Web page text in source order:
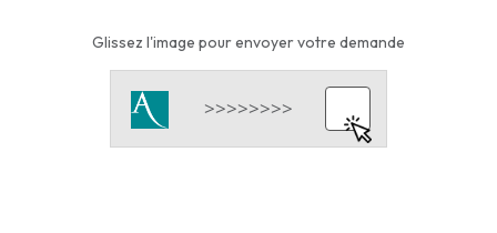
Glissez l'image pour envoyer votre demande